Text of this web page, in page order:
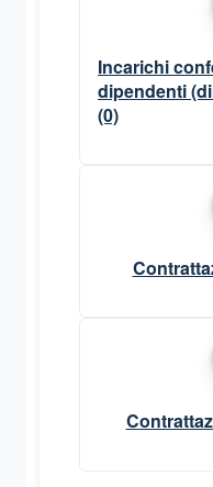
Incarichi
dipendenti
(0)